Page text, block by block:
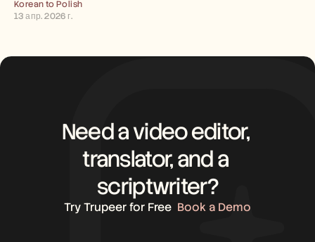
Korean to Polish
13 апр. 2026 г.
Need a video editor,
translator, and a
scriptwriter?
Try Trupeer for Free Book a Demo